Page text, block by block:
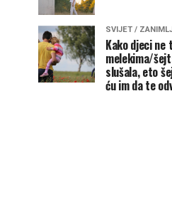
SVIJET /
Kako djeci
melekima/
slušala, eto
ću im da te